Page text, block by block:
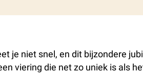
je niet snel, en dit bijzondere
viering die net zo uniek is als